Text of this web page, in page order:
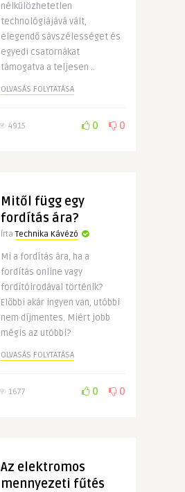
nélkülözhetetlen
technológiájává vált,
elegendő sávszélességet és
egyedi csatornákat
támogatva a teljesen ..
OLVASÁS FOLYTATÁSA
4915 0 0
Mitől függ egy
fordítás ára?
ÍrtaTechnika Kávézó
Mi a fordítás ára, ha a
fordítás online vagy
fordítóirodával történik?
Előbbi akár ingyen van, utóbbi
nem díjmentes. Miért jobb
mégis az utóbbi?
OLVASÁS FOLYTATÁSA
1677 0 0
Az elektromos
mennyezeti fűtés